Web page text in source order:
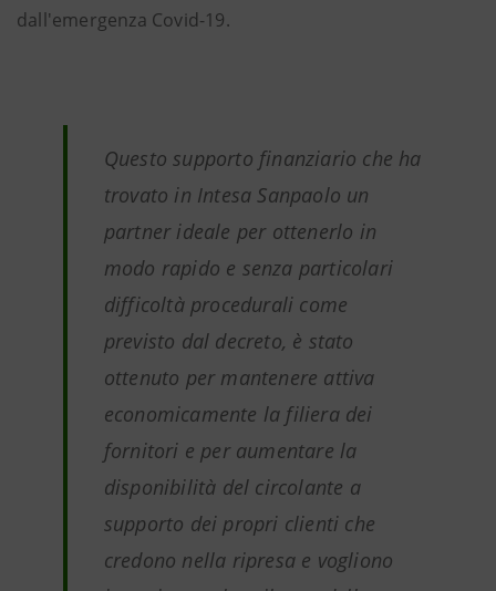
dall'emergenza Covid-19.
Questo supporto finanziario che ha
trovato in Intesa Sanpaolo un
partner ideale per ottenerlo in
modo rapido e senza particolari
difficoltà procedurali come
previsto dal decreto, è stato
ottenuto per mantenere attiva
economicamente la filiera dei
fornitori e per aumentare la
disponibilità del circolante a
supporto dei propri clienti che
credono nella ripresa e vogliono